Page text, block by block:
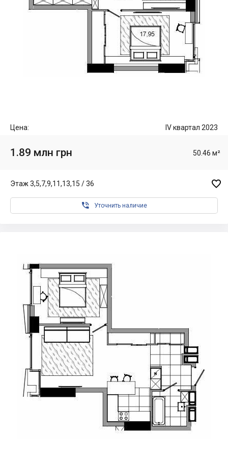
Цена: IV квартал 2023
1.89 млн грн 50.46 м²
Этаж 3,5,7,9,11,13,15 / 36 
 Уточнить наличие